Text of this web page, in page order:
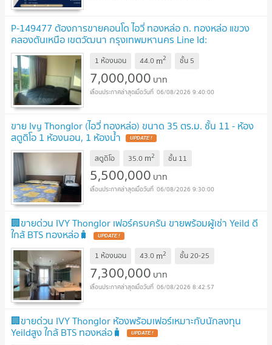
P-149477 ต้องการขายคอนโด ไอวี่ ทองหล่อ ถ. ทองหล่อ แขวง
คลองตันเหนือ เขตวัฒนา กรุงเทพมหานคร Line Id:
@easythaihome 085-592-2897
1 ห้องนอน 44.0 m2 ชั้น 5
7,000,000 บาท
06/08/2026 9:40:00
ขาย Ivy Thonglor (ไอวี่ ทองหล่อ) ขนาด 35 ตร.ม. ชั้น 11 - ห้อง
สตูดิโอ 1 ห้องนอน, 1 ห้องน้ำ UPDATE !
สตูดิโอ 35.0 m2 ชั้น 11
5,500,000 บาท
06/08/2026 9:30:00
🏢ขายด่วน IVY Thonglor เฟอร์ครบครัน ขายพร้อมผู้เช่า Yeild ดี
ใกล้ BTS ทองหล่อ🧳 UPDATE !
1 ห้องนอน 43.0 m2 ชั้น20-25
7,300,000 บาท
06/08/2026 8:42:57
🏢ขายด่วน IVY Thonglor ห้องพร้อมเฟอร์เหมาะกับนักลงทุน
Yeildสูง ใกล้ BTS ทองหล่อ🧳 UPDATE !